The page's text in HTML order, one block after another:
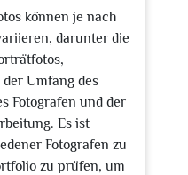
können je nach
darunter die
Umfang des
Fotografen und der
Es ist
Fotografen zu
zu prüfen, um